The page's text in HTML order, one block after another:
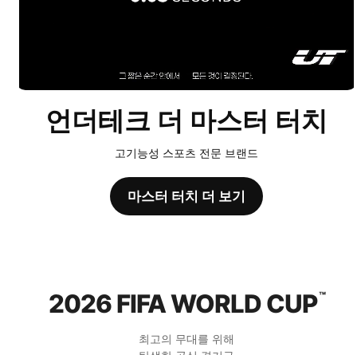
언더테크 더 마스터 터치
고기능성 스포츠 전문 브랜드
마스터 터치 더 보기
2026 FIFA WORLD CUP™
최고의 무대를 위해